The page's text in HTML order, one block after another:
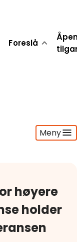
Foreslå
Meny
høyere
holder